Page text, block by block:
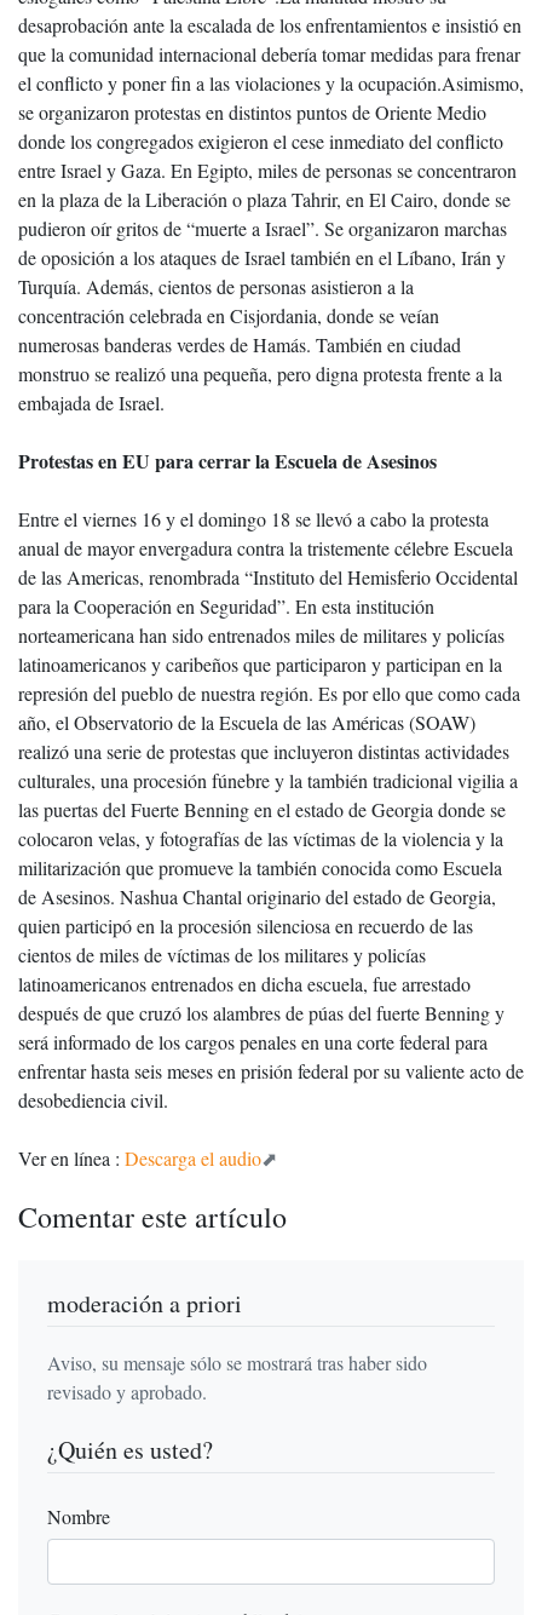
desaprobación ante la escalada de los enfrentamientos e insistió en
que la comunidad internacional debería tomar medidas para frenar
el conflicto y poner fin a las violaciones y la ocupación.Asimismo,
se organizaron protestas en distintos puntos de Oriente Medio
donde los congregados exigieron el cese inmediato del conflicto
entre Israel y Gaza. En Egipto, miles de personas se concentraron
en la plaza de la Liberación o plaza Tahrir, en El Cairo, donde se
pudieron oír gritos de “muerte a Israel”. Se organizaron marchas
de oposición a los ataques de Israel también en el Líbano, Irán y
Turquía. Además, cientos de personas asistieron a la
concentración celebrada en Cisjordania, donde se veían
numerosas banderas verdes de Hamás. También en ciudad
monstruo se realizó una pequeña, pero digna protesta frente a la
embajada de Israel.
Protestas en EU para cerrar la Escuela de Asesinos
Entre el viernes 16 y el domingo 18 se llevó a cabo la protesta
anual de mayor envergadura contra la tristemente célebre Escuela
de las Americas, renombrada “Instituto del Hemisferio Occidental
para la Cooperación en Seguridad”. En esta institución
norteamericana han sido entrenados miles de militares y policías
latinoamericanos y caribeños que participaron y participan en la
represión del pueblo de nuestra región. Es por ello que como cada
año, el Observatorio de la Escuela de las Américas (SOAW)
realizó una serie de protestas que incluyeron distintas actividades
culturales, una procesión fúnebre y la también tradicional vigilia a
las puertas del Fuerte Benning en el estado de Georgia donde se
colocaron velas, y fotografías de las víctimas de la violencia y la
militarización que promueve la también conocida como Escuela
de Asesinos. Nashua Chantal originario del estado de Georgia,
quien participó en la procesión silenciosa en recuerdo de las
cientos de miles de víctimas de los militares y policías
latinoamericanos entrenados en dicha escuela, fue arrestado
después de que cruzó los alambres de púas del fuerte Benning y
será informado de los cargos penales en una corte federal para
enfrentar hasta seis meses en prisión federal por su valiente acto de
desobediencia civil.
Ver en línea : Descarga el audio
Comentar este artículo
moderación a priori
Aviso, su mensaje sólo se mostrará tras haber sido
revisado y aprobado.
¿Quién es usted?
Nombre